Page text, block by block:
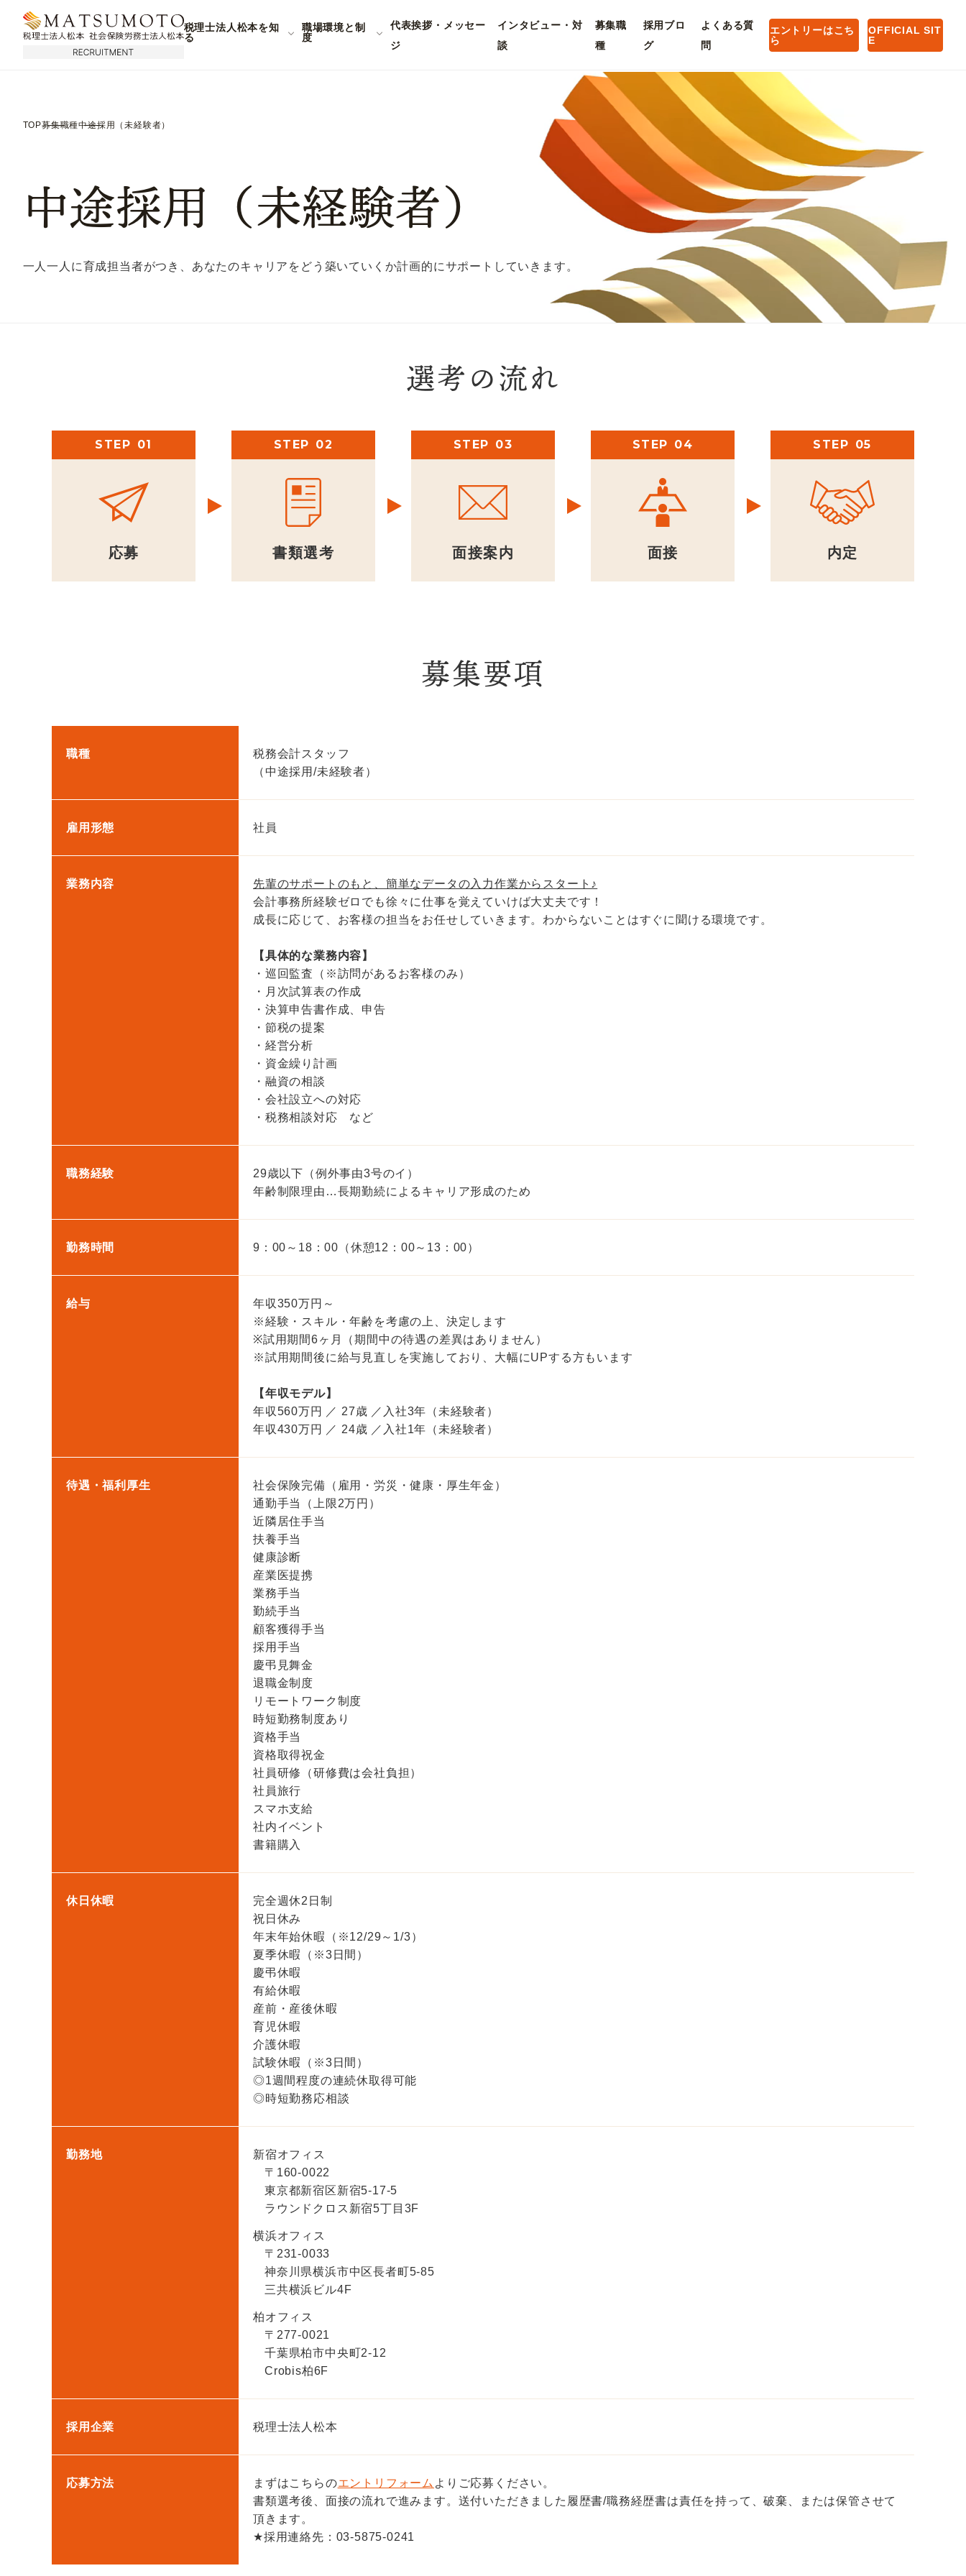
税理士法人松本を知
る
職場環境と制
度
代表挨拶・メッセー
ジ
インタビュー・対
談
募集職
種
採用ブロ
グ
よくある質
問
エントリーはこち
ら
OFFICIAL SIT
E
TOP募集職種中途採用（未経験者）
中途採用（未経験者）
一人一人に育成担当者がつき、あなたのキャリアをどう築いていくか計画的にサポートしていきます。
選考の流れ
STEP
応募
STEP
書類選考
STEP
面接案内
STEP
面接
STEP
内定
募集要項
職種
税務会計スタッフ
（中途採用/未経験者）
雇用形態 社員
業務内容
先輩のサポートのもと、簡単なデータの入力作業からスタート♪
会計事務所経験ゼロでも徐々に仕事を覚えていけば大丈夫です！
成長に応じて、お客様の担当をお任せしていきます。わからないことはすぐに聞ける環境です。
【具体的な業務内容】
・巡回監査（※訪問があるお客様のみ）
・月次試算表の作成
・決算申告書作成、申告
・節税の提案
・経営分析
・資金繰り計画
・融資の相談
・会社設立への対応
・税務相談対応 など
職務経験
29歳以下（例外事由3号のイ）
年齢制限理由…長期勤続によるキャリア形成のため
勤務時間 9：00～18：00（休憩12：00～13：00）
給与
年収350万円～
※経験・スキル・年齢を考慮の上、決定します
※試用期間6ヶ月（期間中の待遇の差異はありません）
※試用期間後に給与見直しを実施しており、大幅にUPする方もいます
【年収モデル】
年収560万円 ／ 27歳 ／入社3年（未経験者）
年収430万円 ／ 24歳 ／入社1年（未経験者）
待遇・福利厚生
社会保険完備（雇用・労災・健康・厚生年金）
通勤手当（上限2万円）
近隣居住手当
扶養手当
健康診断
産業医提携
業務手当
勤続手当
顧客獲得手当
採用手当
慶弔見舞金
退職金制度
リモートワーク制度
時短勤務制度あり
資格手当
資格取得祝金
社員研修（研修費は会社負担）
社員旅行
スマホ支給
社内イベント
書籍購入
休日休暇
完全週休2日制
祝日休み
年末年始休暇（※12/29～1/3）
夏季休暇（※3日間）
慶弔休暇
有給休暇
産前・産後休暇
育児休暇
介護休暇
試験休暇（※3日間）
◎1週間程度の連続休取得可能
◎時短勤務応相談
勤務地
新宿オフィス
〒160-0022
東京都新宿区新宿5-17-5
ラウンドクロス新宿5丁目3F
横浜オフィス
〒231-0033
神奈川県横浜市中区長者町5-85
三共横浜ビル4F
柏オフィス
〒277-0021
千葉県柏市中央町2-12
Crobis柏6F
採用企業 税理士法人松本
応募方法 まずはこちらのエントリフォーム よりご応募ください。
書類選考後、面接の流れで進みます。送付いただきました履歴書/職務経歴書は責任を持って、破棄、または保管させて
頂きます。
★採用連絡先：03-5875-0241